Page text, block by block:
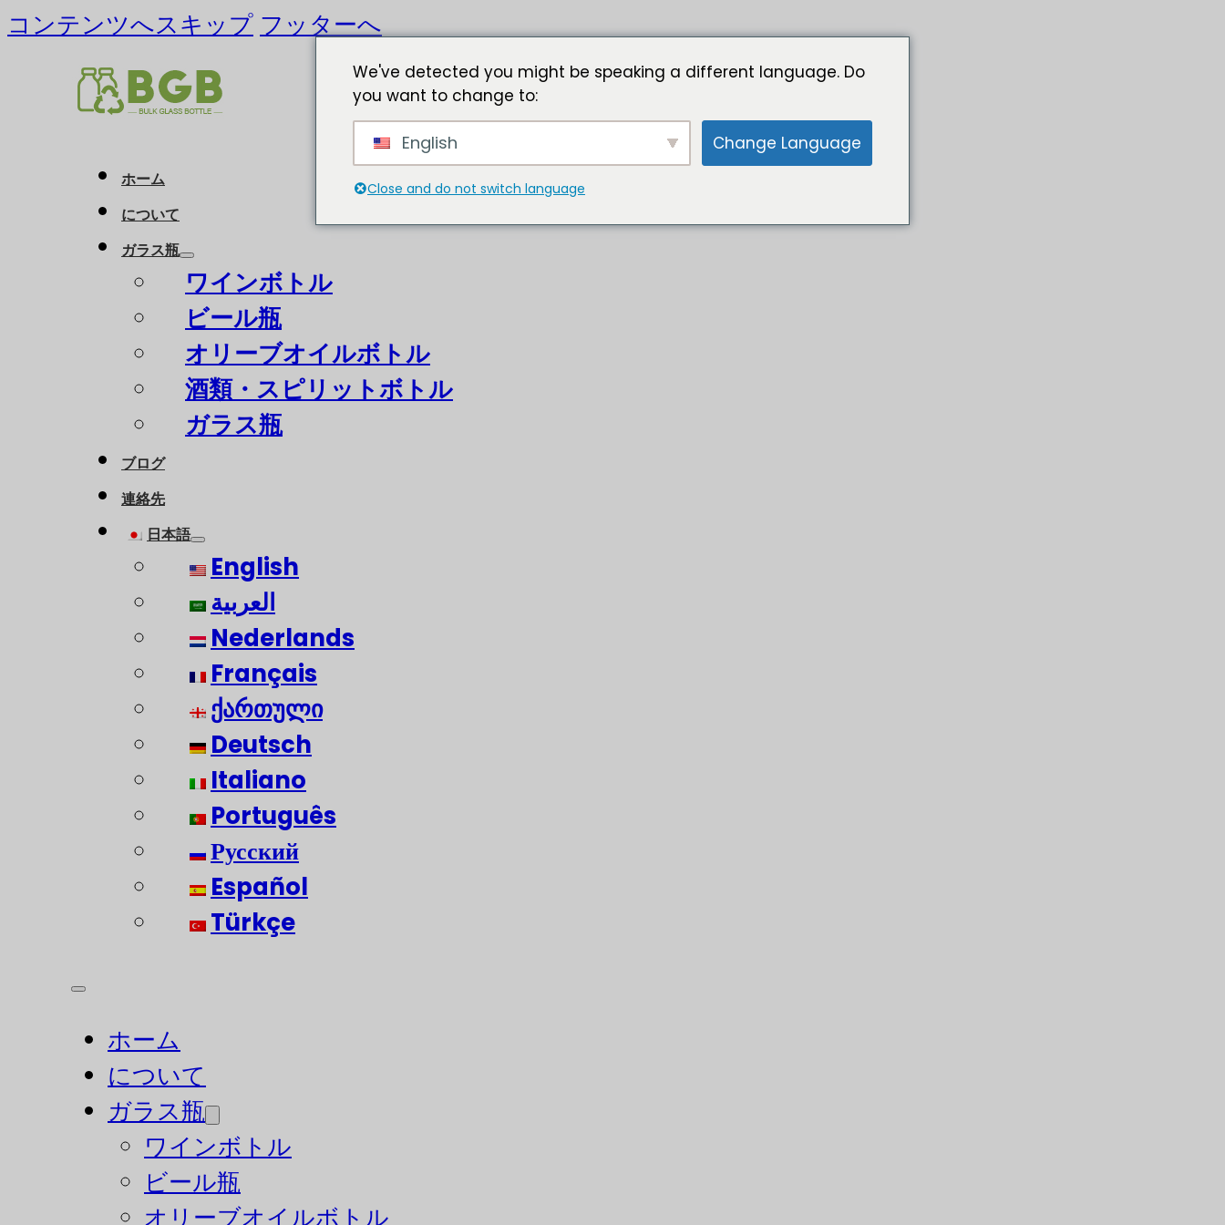
コンテンツへスキップ フッターへ
ホーム
について
ガラス瓶
ワインボトル
ビール瓶
オリーブオイルボトル
酒類・スピリットボトル
ガラス瓶
ブログ
連絡先
日本語
English
العربية
Nederlands
Français
ქართული
Deutsch
Italiano
Português
Русский
Español
Türkçe
ホーム
について
ガラス瓶
ワインボトル
ビール瓶
オリーブオイルボトル
We've detected you might be speaking a different language. Do
you want to change to:
English Change Language
Close and do not switch language